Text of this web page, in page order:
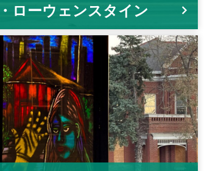
ローウェンスタイン